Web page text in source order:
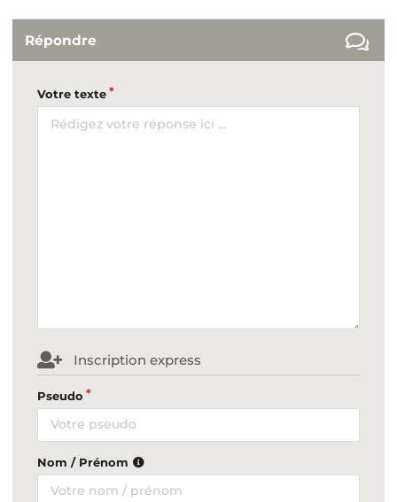
Répondre
Votre texte
Inscription express
Pseudo
Nom / Prénom